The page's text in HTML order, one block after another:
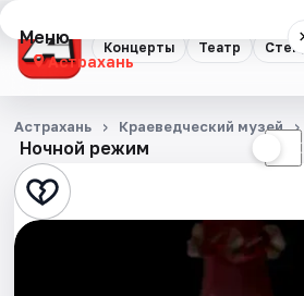
Концерты Театр
Меню
Астрахань
Концерты
Театр
Стендап
Ночной режим ☾
Астрахань Краеведческий музей